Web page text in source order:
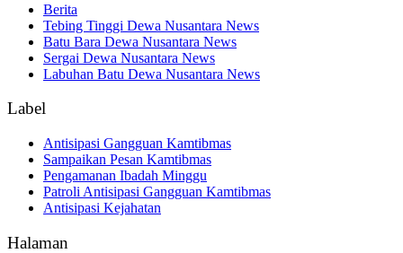
Berita
Tebing Tinggi Dewa Nusantara News
Batu Bara Dewa Nusantara News
Sergai Dewa Nusantara News
Labuhan Batu Dewa Nusantara News
Label
Antisipasi Gangguan Kamtibmas
Sampaikan Pesan Kamtibmas
Pengamanan Ibadah Minggu
Patroli Antisipasi Gangguan Kamtibmas
Antisipasi Kejahatan
Halaman